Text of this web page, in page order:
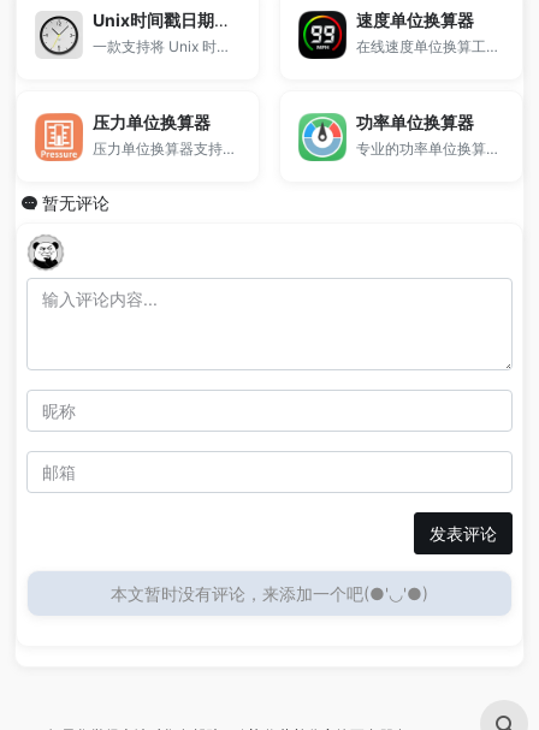
Unix时间戳日期互转
一款支持将 Unix 时间戳与北京时间互相转换的在线工具，支持秒和毫秒级别，帮助开发者、站长、运维快速进行时间格式互转，内置各语言时间戳代码参考，便于复制使用。
速度单位换算器
在线速度单位换算工具，支持 m/s、km/h、km/s、马赫（mach）、节（knot）、英尺/秒、英里/小时、光速、光年/年等单位精准换算。
压力单位换算器
压力单位换算器支持在线转换 bar、Pa、kPa、MPa、psi、atm、mmHg、kgf/cm² 等多种压力单位。
功率单位换算器
专业的功率单位换算工具，支持瓦特（W）、千瓦（kW）、马力（HP/PS）、焦耳/秒、英热单位、牛顿·米/秒等功率单位在线换算。
暂无评论
发表评论
本文暂时没有评论，来添加一个吧(●'◡'●)